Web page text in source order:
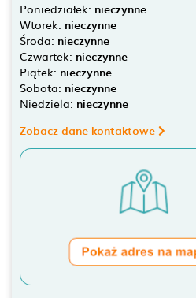
Poniedziałek: nieczynne
Wtorek: nieczynne
Środa: nieczynne
Czwartek: nieczynne
Piątek: nieczynne
Sobota: nieczynne
Niedziela: nieczynne
Zobacz dane kontaktowe